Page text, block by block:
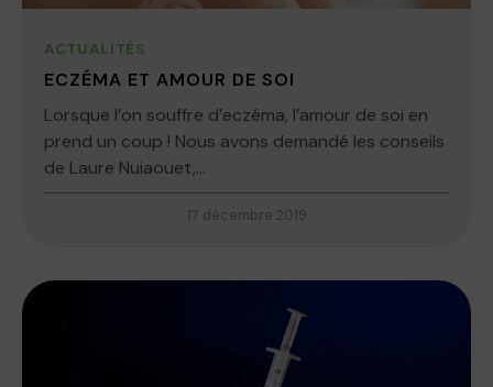
ACTUALITÉS
ECZÉMA ET AMOUR DE SOI
Lorsque l’on souffre d’eczéma, l’amour de soi en
prend un coup ! Nous avons demandé les conseils
de Laure Nuiaouet,...
17 décembre 2019